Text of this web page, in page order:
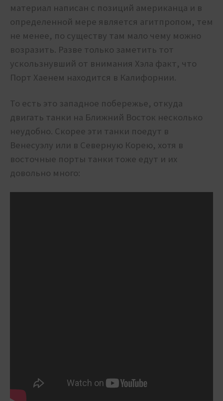
материал написан с позиций американца и в
определенной мере является агитпропом, тем
не менее, по существу там мало чему можно
возразить. Разве только заметить тот
ускользнувший от внимания Хэла факт, что
Порт Хаенем находится в Калифорнии.
То есть это западное побережье, откуда
двигать танки на Ближний Восток несколько
неудобно. Скорее эти танки поедут в
Венесуэлу или в Северную Корею, хотя в
восточные порты танки тоже едут и их
довольно много: